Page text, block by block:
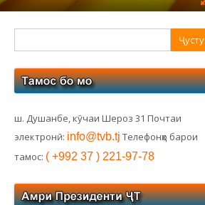
боковая
ш. Душанбе, кӯчаи Шероз 31 Почтаи
электронӣ: info@tvb.tj Телефонҳо барои
тамос: ( +992 37 ) 221-97-78